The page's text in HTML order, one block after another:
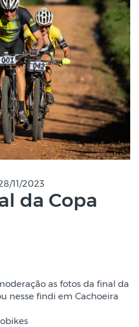
11/2023
da Copa
as fotos da final da
nesse findi em Cachoeira